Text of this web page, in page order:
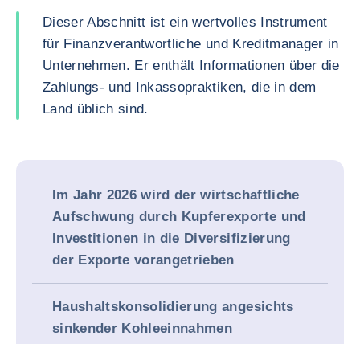
Dieser Abschnitt ist ein wertvolles Instrument
für Finanzverantwortliche und Kreditmanager in
Unternehmen. Er enthält Informationen über die
Zahlungs- und Inkassopraktiken, die in dem
Land üblich sind.
Im Jahr 2026 wird der wirtschaftliche
Aufschwung durch Kupferexporte und
Investitionen in die Diversifizierung
der Exporte vorangetrieben
Haushaltskonsolidierung angesichts
sinkender Kohleeinnahmen